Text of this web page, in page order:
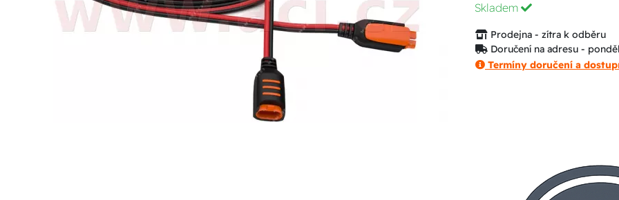
Skladem
Prodejna - zítra k odběru
Doručení na adresu -
Termíny doručení a